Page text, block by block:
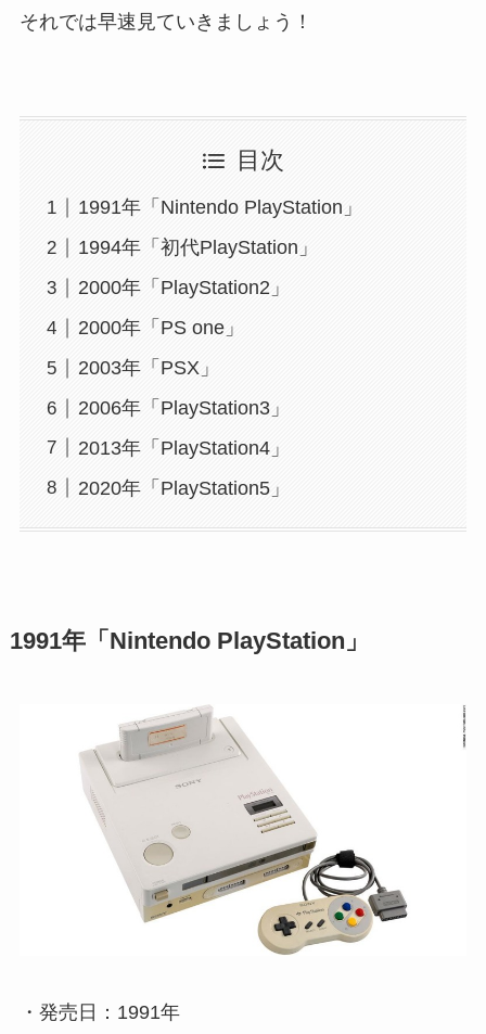
それでは早速見ていきましょう！
目次
1991年「Nintendo PlayStation」
1994年「初代PlayStation」
2000年「PlayStation2」
2000年「PS one」
2003年「PSX」
2006年「PlayStation3」
2013年「PlayStation4」
2020年「PlayStation5」
1991年「Nintendo PlayStation」
・発売日：1991年